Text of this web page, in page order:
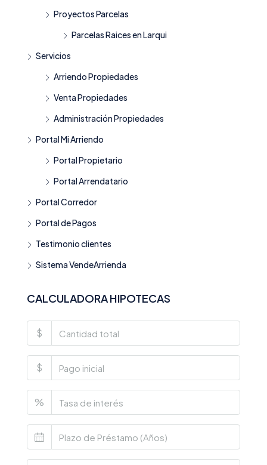
Proyectos Parcelas
Parcelas Raices en Larqui
Servicios
Arriendo Propiedades
Venta Propiedades
Administración Propiedades
Portal Mi Arriendo
Portal Propietario
Portal Arrendatario
Portal Corredor
Portal de Pagos
Testimonio clientes
Sistema VendeArrienda
CALCULADORA HIPOTECAS
$
$
%